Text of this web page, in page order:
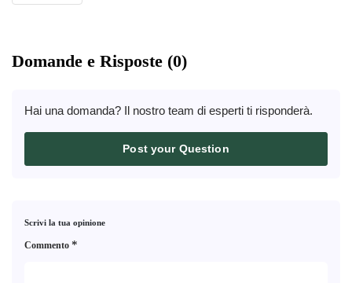
Domande e Risposte (0)
Hai una domanda? Il nostro team di esperti ti risponderà.
Post your Question
Scrivi la tua opinione
Commento *